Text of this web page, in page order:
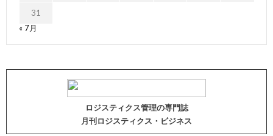
31
« 7月
ロジスティクス管理の専門誌
月刊ロジスティクス・ビジネス